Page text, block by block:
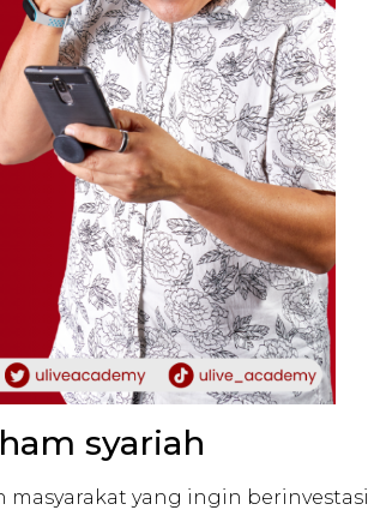
syariah
yang ingin berinvestasi